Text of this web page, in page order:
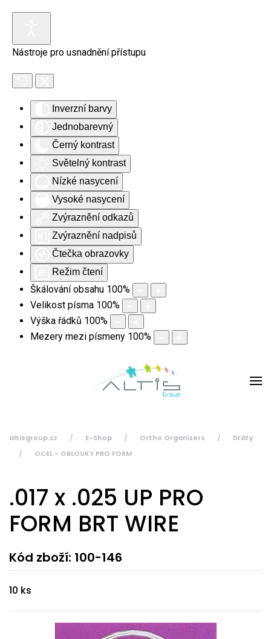
Nástroje pro usnadnění přístupu
Inverzní barvy
Jednobarevný
Černý kontrast
Světelný kontrast
Nízké nasycení
Vysoké nasycení
Zvýraznění odkazů
Zvýraznění nadpisů
Čtečka obrazovky
Režim čtení
Škálování obsahu 100%
Velikost písma 100%
Výška řádků 100%
Mezery mezi písmeny 100%
altisgroup.cz E-Shop Ortho Organizers
Dráty
OCEL - OBLOUKY PRO FORM
.017 x .025 UP PRO
FORM BRT WIRE
Kód zboží: 100-146
10 ks